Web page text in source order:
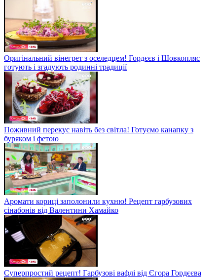
Оригінальний вінегрет з оселедцем! Гордєєв і Шовкопляс
готують і згадують родинні традиції
Поживний перекус навіть без світла! Готуємо канапку з
буряком і фетою
Аромати кориці заполонили кухню! Рецепт гарбузових
сінабонів від Валентини Хамайко
Суперпростий рецепт! Гарбузові вафлі від Єгора Гордєєва